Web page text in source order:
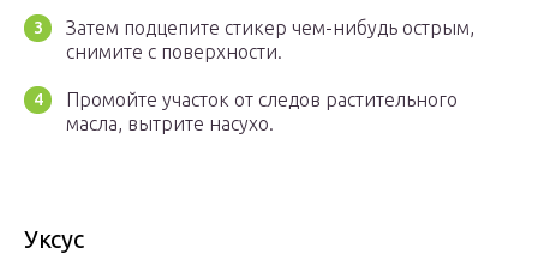
Затем подцепите стикер чем-нибудь острым,
снимите с поверхности.
Промойте участок от следов растительного
масла, вытрите насухо.
Уксус